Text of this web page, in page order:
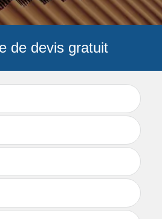
de devis gratuit